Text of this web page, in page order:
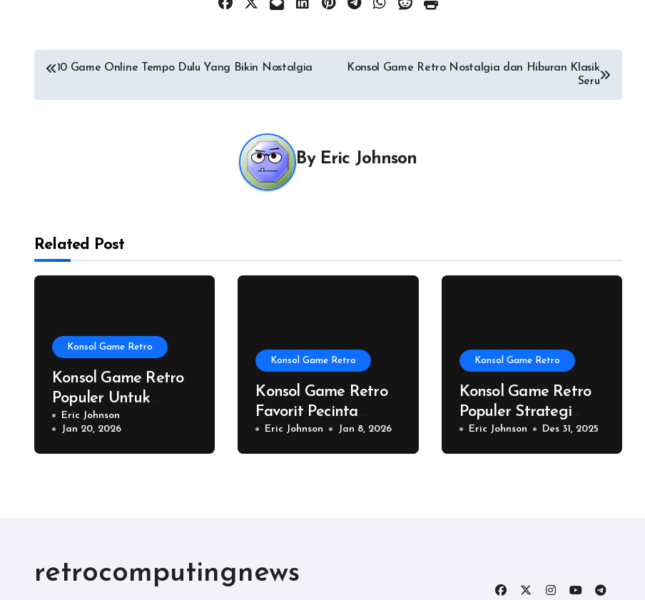
Navigasi
pos
10 Game Online Tempo Dulu Yang Bikin Nostalgia
Konsol Game Retro Nostalgia dan Hiburan Klasik
Seru
By Eric Johnson
Related Post
Konsol Game Retro
Konsol Game Retro
Populer Untuk
Hiburan Nostalgia
Seru
Eric Johnson
Jan 20, 2026
Konsol Game Retro
Konsol Game Retro
Favorit Pecinta
Nostalgia
Eric Johnson Jan 8, 2026
Konsol Game Retro
Konsol Game Retro
Populer Strategi
Memilih Untuk
Koleksi Kini
Eric Johnson Des 31, 2025
retrocomputingnews